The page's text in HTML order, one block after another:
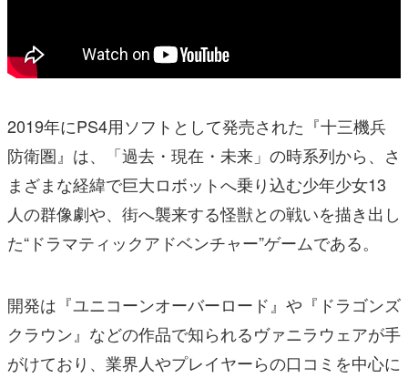
2019年にPS4用ソフトとして発売された『十三機兵
防衛圏』は、「過去・現在・未来」の時系列から、さ
まざまな経緯で巨大ロボットへ乗り込む少年少女13
人の群像劇や、街へ襲来する怪獣との戦いを描き出し
た“ドラマティックアドベンチャー”ゲームである。
開発は『ユニコーンオーバーロード』や『ドラゴンズ
クラウン』などの作品で知られるヴァニラウェアが手
がけており、業界人やプレイヤーらの口コミを中心に